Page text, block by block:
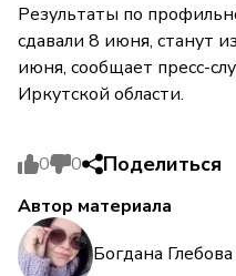
Результаты по
сдавали 8 июня, станут
июня, сообщает пресс-
Иркутской области.
0 0 Поделиться
Автор материала
Богдана Глебова